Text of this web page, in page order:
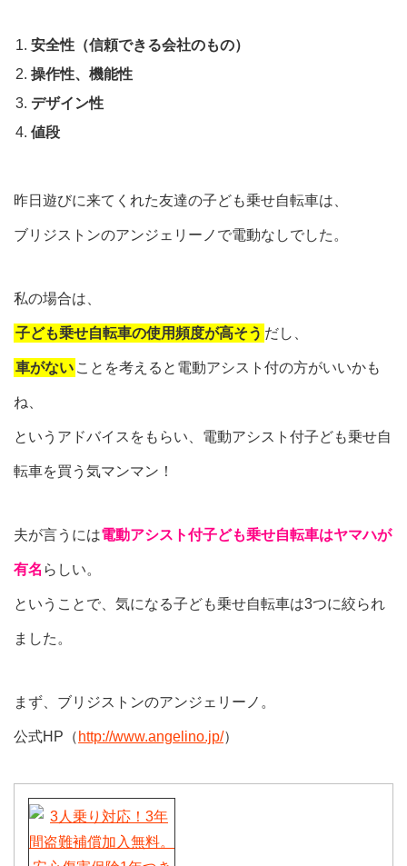
安全性（信頼できる会社のもの）
操作性、機能性
デザイン性
値段
昨日遊びに来てくれた友達の子ども乗せ自転車は、
ブリジストンのアンジェリーノで電動なしでした。
私の場合は、
子ども乗せ自転車の使用頻度が高そう だし、
車がない ことを考えると電動アシスト付の方がいいかも
ね、
というアドバイスをもらい、電動アシスト付子ども乗せ自
転車を買う気マンマン！
夫が言うには電動アシスト付子ども乗せ自転車はヤマハが
有名 らしい。
ということで、気になる子ども乗せ自転車は3つに絞られ
ました。
まず、ブリジストンのアンジェリーノ。
公式HP（ http://www.angelino.jp/）